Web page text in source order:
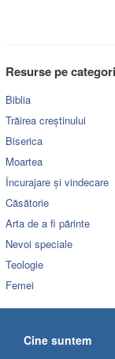
Resurse pe
Biblia
Trăirea creștinului
Biserica
Moartea
Încurajare și vindecare
Căsătorie
Arta de a fi părinte
Nevoi speciale
Teologie
Femei
Cine suntem